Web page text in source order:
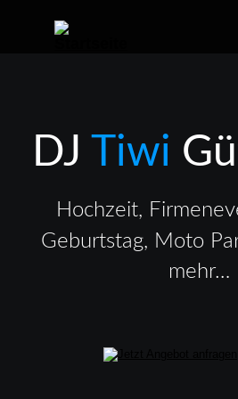
DJ Tiwi
Hochzeit,
Geburtstag, Moto
mehr…